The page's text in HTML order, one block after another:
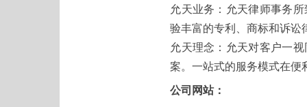
允天业务：允天律师事务
验丰富的专利、商标和诉讼
允天理念：允天对客户一
案。一站式的服务模式在便
公司网站：